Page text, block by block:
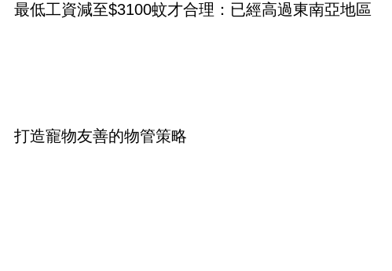
最低工資減至$3100蚊才合理：已經高過東南亞地區
打造寵物友善的物管策略